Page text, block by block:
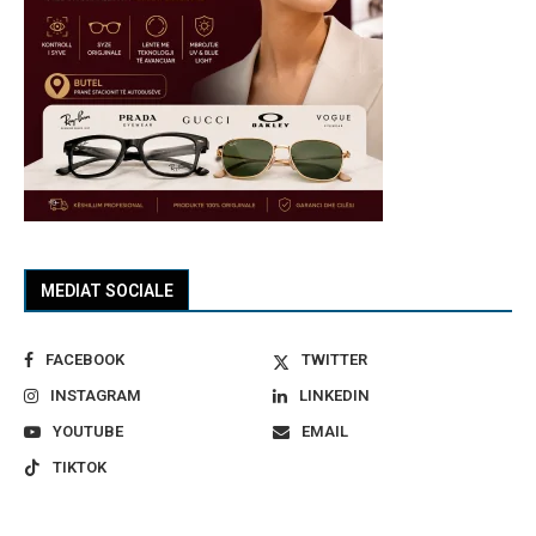
MEDIAT SOCIALE
FACEBOOK
TWITTER
INSTAGRAM
LINKEDIN
YOUTUBE
EMAIL
TIKTOK